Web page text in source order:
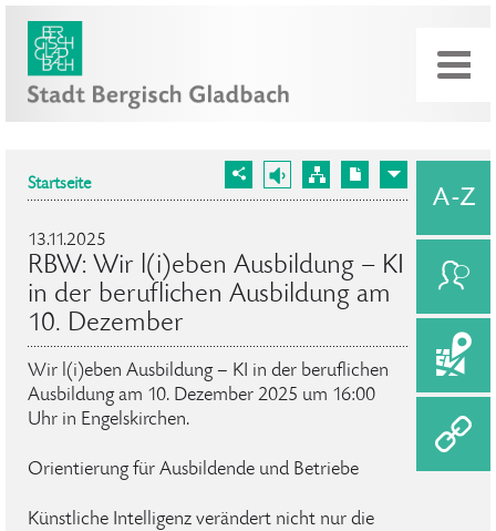
Startseite
13.11.2025
RBW: Wir l(i)eben Ausbildung – KI
in der beruflichen Ausbildung am
10. Dezember
Wir l(i)eben Ausbildung – KI in der beruflichen
Ausbildung am 10. Dezember 2025 um 16:00
Uhr in Engelskirchen.
Orientierung für Ausbildende und Betriebe
Künstliche Intelligenz verändert nicht nur die